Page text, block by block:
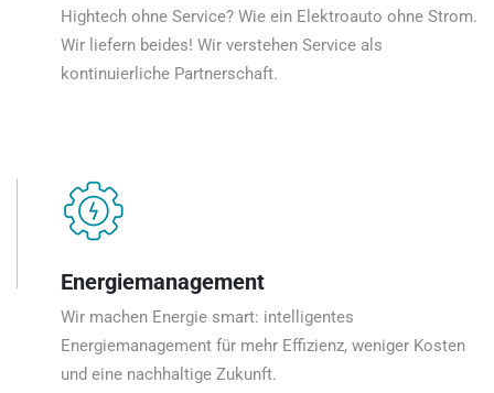
Hightech ohne Service? Wie ein Elektroauto ohne Strom.
Wir liefern beides! Wir verstehen Service als
kontinuierliche Partnerschaft.
Energiemanagement
Wir machen Energie smart: intelligentes
Energiemanagement für mehr Effizienz, weniger Kosten
und eine nachhaltige Zukunft.